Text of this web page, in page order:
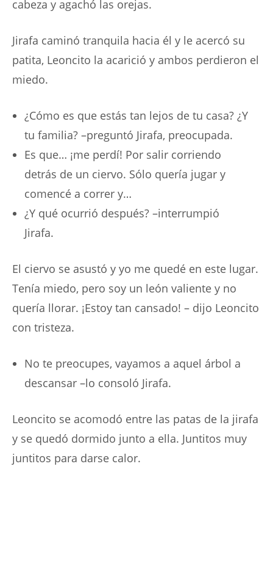
cabeza y agachó las orejas.
Jirafa caminó tranquila hacia él y le acercó su
patita, Leoncito la acarició y ambos perdieron el
miedo.
¿Cómo es que estás tan lejos de tu casa? ¿Y
tu familia? –preguntó Jirafa, preocupada.
Es que… ¡me perdí! Por salir corriendo
detrás de un ciervo. Sólo quería jugar y
comencé a correr y…
¿Y qué ocurrió después? –interrumpió
Jirafa.
El ciervo se asustó y yo me quedé en este lugar.
Tenía miedo, pero soy un león valiente y no
quería llorar. ¡Estoy tan cansado! – dijo Leoncito
con tristeza.
No te preocupes, vayamos a aquel árbol a
descansar –lo consoló Jirafa.
Leoncito se acomodó entre las patas de la jirafa
y se quedó dormido junto a ella. Juntitos muy
juntitos para darse calor.